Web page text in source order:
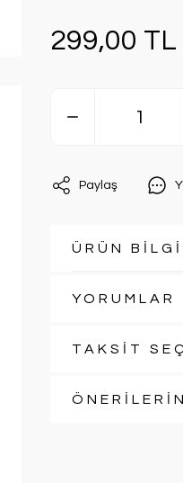
299,00 TL
Paylaş
ÜRÜN
YORUMLAR
TAKSİT